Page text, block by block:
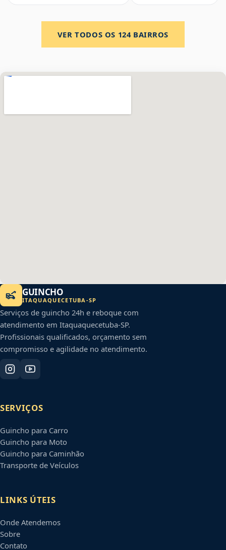
VER TODOS OS 124BAIRROS
GUINCHO
ITAQUAQUECETUBA -SP
Serviços de guincho 24h e reboque com
atendimento em Itaquaquecetuba-SP.
Profissionais qualificados, orçamento sem
compromisso e agilidade no atendimento.
SERVIÇOS
Guincho para Carro
Guincho para Moto
Guincho para Caminhão
Transporte de Veículos
LINKS ÚTEIS
Onde Atendemos
Sobre
Contato